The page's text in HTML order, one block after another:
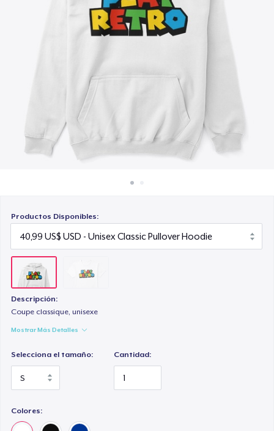
Venda en todas partes
Productos Disponibles:
Descripción:
Coupe classique, unisexe
Mostrar Más Detalles
Selecciona el tamaño: Cantidad:
Colores: